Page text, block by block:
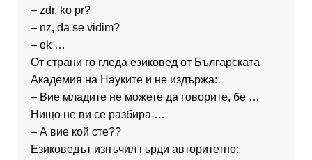
– zdr, ko pr?
– nz, da se vidim?
– ok …
От страни го гледа езиковед от Българската
Академия на Науките и не издържа:
– Вие младите не можете да говорите, бе …
Нищо не ви се разбира …
– А вие кой сте??
Езиковедът изпъчил гърди авторитетно: